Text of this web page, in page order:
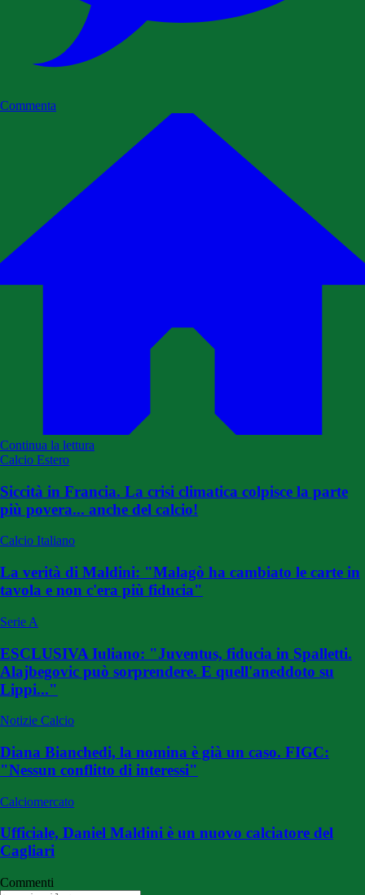
Commenta
Continua la lettura
Calcio Estero
Siccità in Francia. La crisi climatica colpisce la parte
più povera... anche del calcio!
Calcio Italiano
La verità di Maldini: "Malagò ha cambiato le carte in
tavola e non c'era più fiducia"
Serie A
ESCLUSIVA Iuliano: "Juventus, fiducia in Spalletti.
Alajbegovic può sorprendere. E quell'aneddoto su
Lippi..."
Notizie Calcio
Diana Bianchedi, la nomina è già un caso. FIGC:
"Nessun conflitto di interessi"
Calciomercato
Ufficiale, Daniel Maldini è un nuovo calciatore del
Cagliari
Commenti